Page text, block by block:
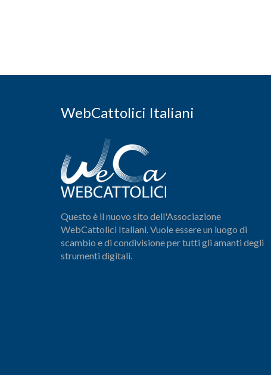
WebCattolici Italiani
Questo è il nuovo sito dell'Associazione
WebCattolici Italiani. Vuole essere un luogo di
scambio e di condivisione per tutti gli amanti degli
strumenti digitali.